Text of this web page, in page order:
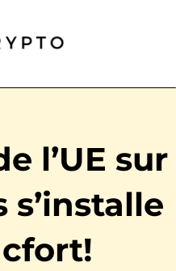
l’UE sur
s’installe